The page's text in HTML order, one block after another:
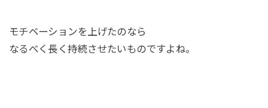
モチベーションを上げたのなら
なるべく長く持続させたいものですよね。